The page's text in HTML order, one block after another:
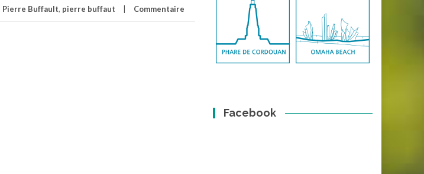
Pierre Buffault, pierre buffaut Commentaire
Facebook